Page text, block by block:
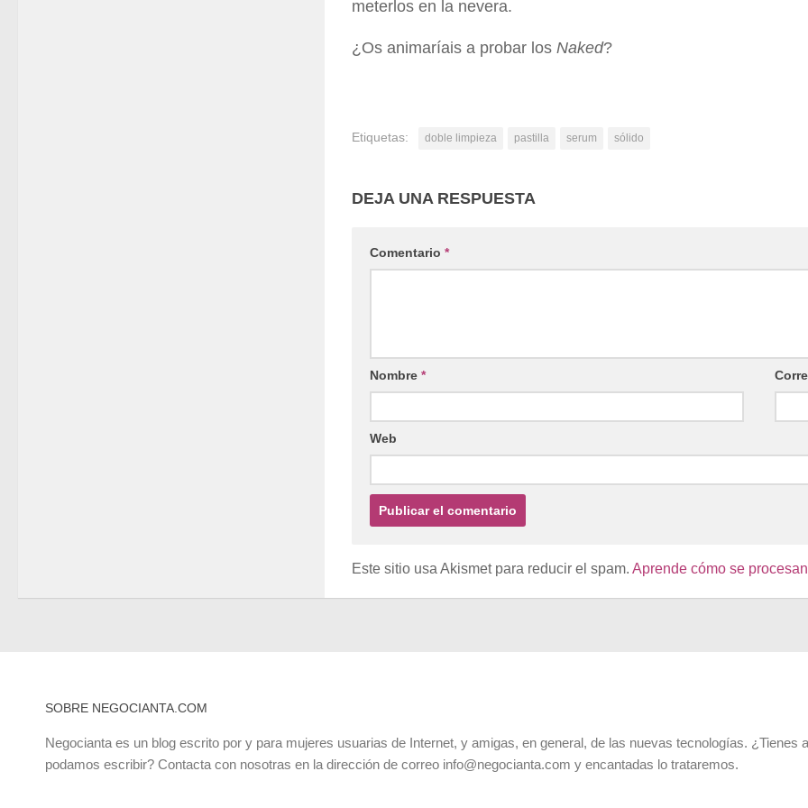
meterlos en la nevera.
¿Os animaríais a probar los Naked?
Etiquetas: doble limpieza pastilla serum sólido
DEJA UNA RESPUESTA
Comentario *
Nombre *
Web
Este sitio usa Akismet para reducir el spam. Aprende cómo se
SOBRE NEGOCIANTA.COM
Negocianta es un blog escrito por y para mujeres usuarias de Internet, y amigas, en general, de las nuevas tecnologías. ¿Tienes
podamos escribir? Contacta con nosotras en la dirección de correo info@negocianta.com y encantadas lo trataremos.